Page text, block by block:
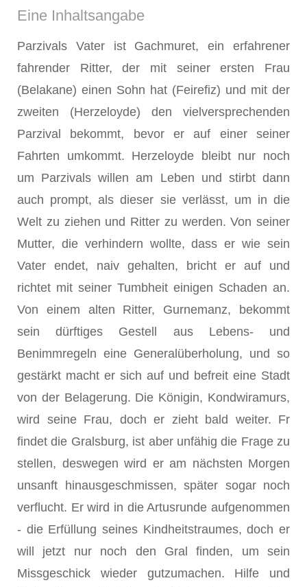
Eine Inhaltsangabe
Parzivals Vater ist Gachmuret, ein erfahrener
fahrender Ritter, der mit seiner ersten Frau
(Belakane) einen Sohn hat (Feirefiz) und mit der
zweiten (Herzeloyde) den vielversprechenden
Parzival bekommt, bevor er auf einer seiner
Fahrten umkommt. Herzeloyde bleibt nur noch
um Parzivals willen am Leben und stirbt dann
auch prompt, als dieser sie verlässt, um in die
Welt zu ziehen und Ritter zu werden. Von seiner
Mutter, die verhindern wollte, dass er wie sein
Vater endet, naiv gehalten, bricht er auf und
richtet mit seiner Tumbheit einigen Schaden an.
Von einem alten Ritter, Gurnemanz, bekommt
sein dürftiges Gestell aus Lebens- und
Benimmregeln eine Generalüberholung, und so
gestärkt macht er sich auf und befreit eine Stadt
von der Belagerung. Die Königin, Kondwiramurs,
wird seine Frau, doch er zieht bald weiter. Fr
findet die Gralsburg, ist aber unfähig die Frage zu
stellen, deswegen wird er am nächsten Morgen
unsanft hinausgeschmissen, später sogar noch
verflucht. Er wird in die Artusrunde aufgenommen
- die Erfüllung seines Kindheitstraumes, doch er
will jetzt nur noch den Gral finden, um sein
Missgeschick wieder gutzumachen. Hilfe und